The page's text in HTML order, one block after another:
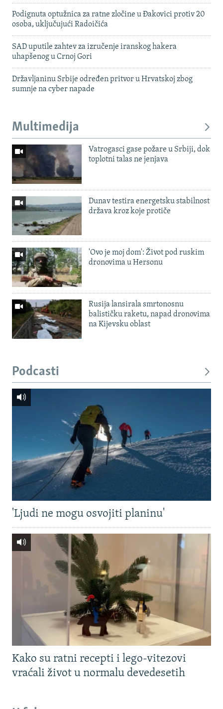
Podignuta optužnica za ratne zločine u Đakovici protiv 20
osoba, uključujući Radoičića
SAD uputile zahtev za izručenje iranskog hakera
uhapšenog u Crnoj Gori
Državljaninu Srbije određen pritvor u Hrvatskoj zbog
sumnje na cyber napade
Multimedija
Vatrogasci gase požare u Srbiji, dok
toplotni talas ne jenjava
Dunav testira energetsku stabilnost
država kroz koje protiče
'Ovo je moj dom': Život pod ruskim
dronovima u Hersonu
Rusija lansirala smrtonosnu
balističku raketu, napad dronovima
na Kijevsku oblast
Podcasti
'Ljudi ne mogu osvojiti planinu'
Kako su ratni recepti i lego-vitezovi
vraćali život u normalu devedesetih